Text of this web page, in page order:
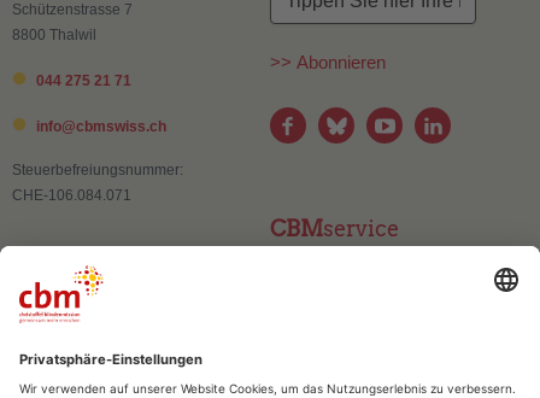
Schützenstrasse 7
8800 Thalwil
044 275 21 71
info@cbmswiss.ch
Steuerbefreiungsnummer:
CHE-106.084.071
>> Abonnieren
CBMservice